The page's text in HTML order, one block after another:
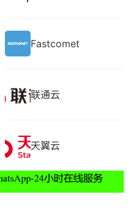
Fastcomet
联通云
天翼云